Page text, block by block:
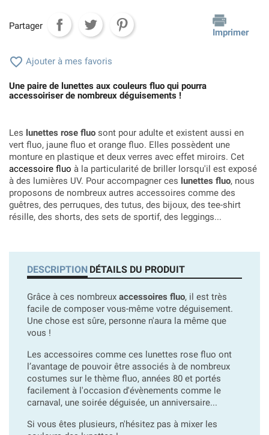
Partager
Imprimer
 Ajouter à mes favoris
Une paire de lunettes aux couleurs fluo qui pourra
accessoiriser de nombreux déguisements !
Les lunettes rose fluo sont pour adulte et existent aussi en
vert fluo, jaune fluo et orange fluo. Elles possèdent une
monture en plastique et deux verres avec effet miroirs. Cet
accessoire fluo à la particularité de briller lorsqu'il est exposé
à des lumières UV. Pour accompagner ces lunettes fluo, nous
proposons de nombreux autres accessoires comme des
guêtres, des perruques, des tutus, des bijoux, des tee-shirt
résille, des shorts, des sets de sportif, des leggings...
DESCRIPTION DÉTAILS DU PRODUIT
Grâce à ces nombreux accessoires fluo, il est très
facile de composer vous-même votre déguisement.
Une chose est sûre, personne n'aura la même que
vous !
Les accessoires comme ces lunettes rose fluo ont
l’avantage de pouvoir être associés à de nombreux
costumes sur le thème fluo, années 80 et portés
facilement à l'occasion d'évènements comme le
carnaval, une soirée déguisée, un anniversaire...
Si vous êtes plusieurs, n'hésitez pas à mixer les